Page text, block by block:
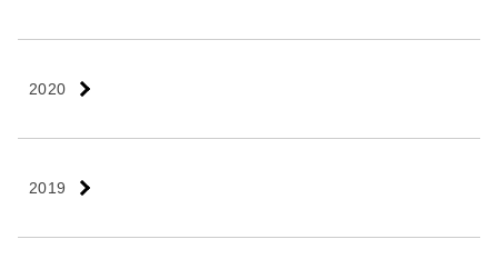
2020
2019